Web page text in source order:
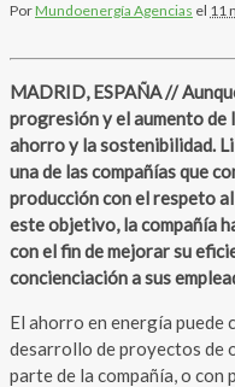
PorMundoenergía Agencias el 11
MADRID, ESPAÑA //
progresión y el aumento de
ahorro y la sostenibilidad.
una de las compañías que
producción con el respeto
este objetivo, la compañía
con el fin de mejorar su
concienciación a sus
El ahorro en energía puede
desarrollo de proyectos de
parte de la compañía, o con